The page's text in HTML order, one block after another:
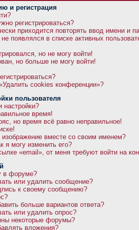
и регистрация
регистрироваться?
приходится повторять ввод имени и
появлялся в списке активных
но не могу войти!
но больше не могу войти!
cookies конференции»?
пользователя
настройки?
время!
но время всё равно неправильное!
изображение вместе со своим именем?
я могу изменить его?
«email», от меня требуют войти на
в форуме?
или удалить сообщение?
к своему сообщению?
больше вариантов ответа?
или удалить опрос?
некоторые форумы?
вложения?